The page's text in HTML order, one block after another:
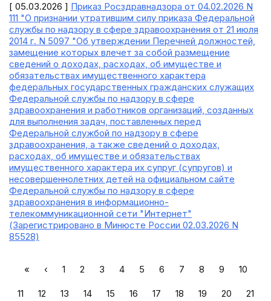
[ 05.03.2026 ] Приказ Росздравнадзора от 04.02.2026 N
111 "О признании утратившим силу приказа Федеральной
службы по надзору в сфере здравоохранения от 21 июля
2014 г. N 5097 "Об утверждении Перечней должностей,
замещение которых влечет за собой размещение
сведений о доходах, расходах, об имуществе и
обязательствах имущественного характера
федеральных государственных гражданских служащих
Федеральной службы по надзору в сфере
здравоохранения и работников организаций, созданных
для выполнения задач, поставленных перед
Федеральной службой по надзору в сфере
здравоохранения, а также сведений о доходах,
расходах, об имуществе и обязательствах
имущественного характера их супруг (супругов) и
несовершеннолетних детей на официальном сайте
Федеральной службы по надзору в сфере
здравоохранения в информационно-
телекоммуникационной сети "Интернет"
(Зарегистрировано в Минюсте России 02.03.2026 N
85528)
« ‹ 1 2 3 4 5 6 7 8 9 10
11 12 13 14 15 16 17 18 19 20 21